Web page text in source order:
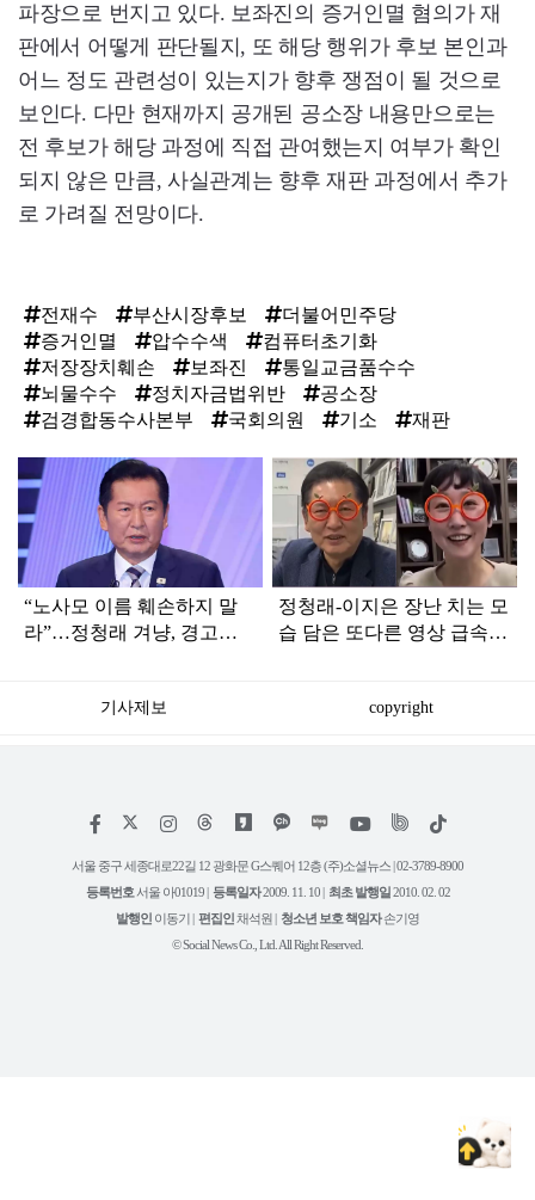
파장으로 번지고 있다. 보좌진의 증거인멸 혐의가 재
판에서 어떻게 판단될지, 또 해당 행위가 후보 본인과
어느 정도 관련성이 있는지가 향후 쟁점이 될 것으로
보인다. 다만 현재까지 공개된 공소장 내용만으로는
전 후보가 해당 과정에 직접 관여했는지 여부가 확인
되지 않은 만큼, 사실관계는 향후 재판 과정에서 추가
로 가려질 전망이다.
전재수 부산시장후보
더불어민주당
증거인멸
압수수색
컴퓨터초기화
저장장치훼손
보좌진
통일교금품수수
뇌물수수
정치자금법위반
공소장
검경합동수사본부
국회의원 기소 재판
탑
라
인
“노사모 이름 훼손하지 말
라”…정청래 겨냥, 경고장
정청래-이지은 장난 치는 모
습 담은 또다른 영상 급속
기사제보 copyright
페
스
북
인
타
그
램
위
트
리
유
튜
틱
서울 중구 세종대로22길 12 광화문 G스퀘어 12층 (주)소셜뉴스 | 02-3789-8900
등록번호 서울 아01019 | 등록일자2009. 11. 10 | 최초 발행일2010. 02. 02
발행인 이동기 | 편집인채석원 | 청소년 보호 책임자손기영
© Social News Co., Ltd. All Right Reserved.